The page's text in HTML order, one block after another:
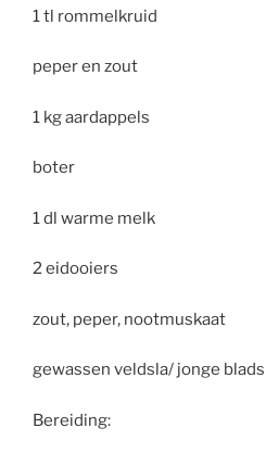
1 tl rommelkruid
peper en zout
1 kg aardappels
boter
1 dl warme melk
2 eidooiers
zout, peper, nootmuskaat
gewassen veldsla/ jonge
Bereiding: